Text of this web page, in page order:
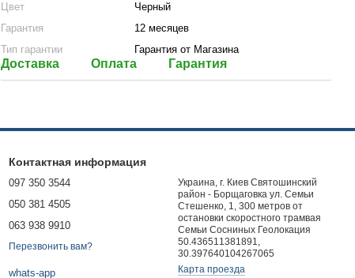
Цвет
Черный
Гарантия
12 месяцев
Тип гарантии
Гарантия от Магазина
Доставка Оплата Гарантия
Контактная информация
097 350 3544
050 381 4505
063 938 9910
Перезвонить вам?
whats-app
Украина, г. Киев Святошинский
район - Борщаговка ул. Семьи
Стешенко, 1, 300 метров от
остановки скоростного трамвая
Семьи Сосниных Геолокация
50.436511381891,
30.397640104267065
Карта проезда